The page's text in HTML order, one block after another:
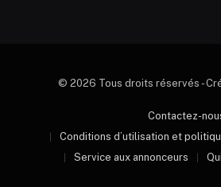
© 2026 Tous droits réservés -
Contactez-
Conditions d’utilisation et
Service aux annonceurs